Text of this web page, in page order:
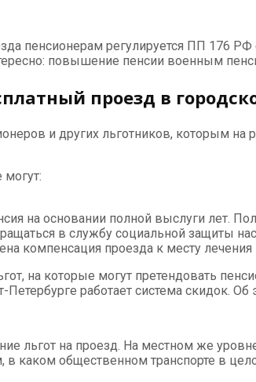
пенсионерам регулируется ПП 176
повышение пенсии военным
проезд в
и других льготников, которым
на основании полной выслуги лет.
в службу социальной защиты
компенсация проезда к месту лечения
на которые могут претендовать
работает система скидок.
льгот на проезд. На местном же
каком общественном транспорте в